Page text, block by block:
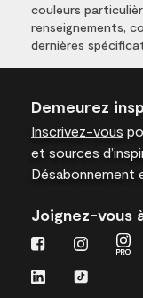
couleurs
renseignements,
dernières
Demeurez
Inscrivez-vous
et sources
Désabonnement
Joignez-vous